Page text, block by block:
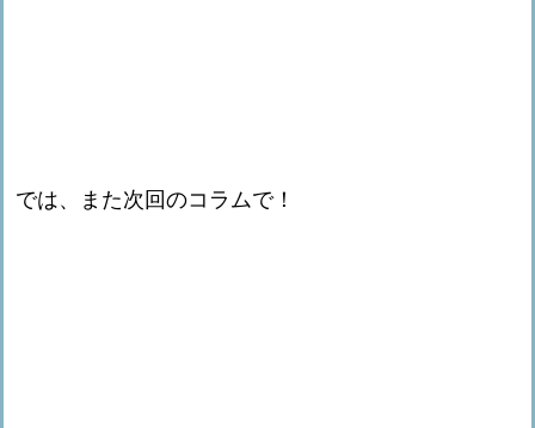
では、また次回のコラムで！